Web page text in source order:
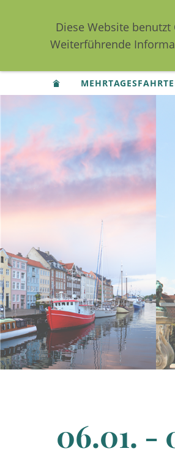
06.01. -
Diese Website
Weiterführende